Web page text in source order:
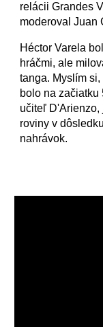
relácii Grandes
moderoval Juan
Héctor Varela
hráčmi, ale
tanga. Myslím
bolo na začiatku
učiteľ D'Arienzo,
roviny v
nahrávok.